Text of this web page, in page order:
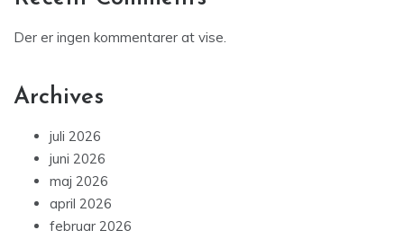
Der er ingen kommentarer at vise.
Archives
juli 2026
juni 2026
maj 2026
april 2026
februar 2026